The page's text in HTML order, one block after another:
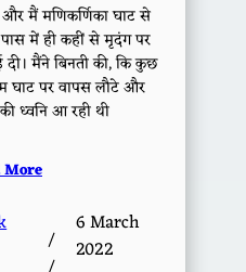
और मैं मणिकर्णिका घाट से
में ही कहीं से मृदंग पर
मैंने बिनती की, कि कुछ
घाट पर वापस लौटे और
ध्वनि आ रही थी
More
/
6 March
2022